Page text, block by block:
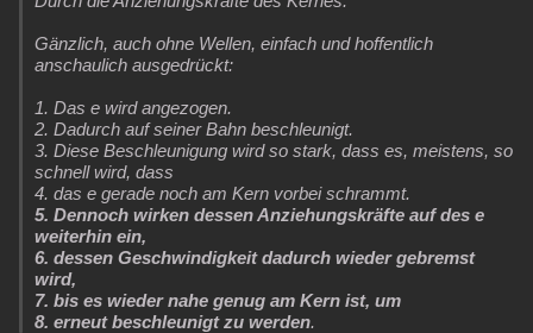
Gänzlich, auch ohne Wellen, einfach und hoffentlich
anschaulich ausgedrückt:
1. Das e wird angezogen.
2. Dadurch auf seiner Bahn beschleunigt.
3. Diese Beschleunigung wird so stark, dass es, meistens, so
schnell wird, dass
4. das e gerade noch am Kern vorbei schrammt.
5. Dennoch wirken dessen Anziehungskräfte auf des e
weiterhin ein,
6. dessen Geschwindigkeit dadurch wieder gebremst
wird,
7. bis es wieder nahe genug am Kern ist, um
8. erneut beschleunigt zu werden.